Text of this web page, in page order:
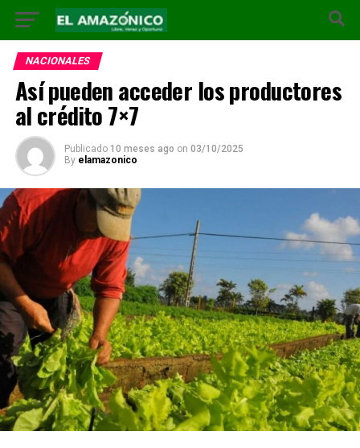
NACIONALES
Así pueden acceder los productores
al crédito 7×7
Publicado 10 meses ago on 03/10/2025
By elamazonico